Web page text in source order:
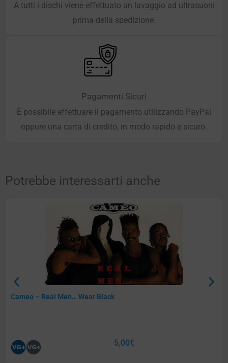
A tutti i dischi viene effettuato un lavaggio ad ultrasuoni
prima della spedizione.
Pagamenti Sicuri
È possibile effettuare il pagamento utilizzando PayPal
oppure una carta di credito, in modo rapido e sicuro.
Potrebbe interessarti anche
Cameo – Real Men… Wear Black
5,00€